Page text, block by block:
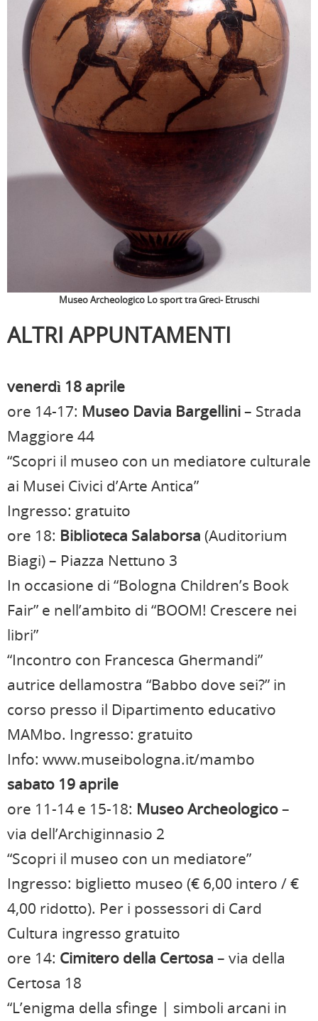
Museo Archeologico Lo sport tra Greci- Etruschi
ALTRI APPUNTAMENTI
venerdì 18 aprile
ore 14-17: Museo Davia Bargellini– Strada
Maggiore 44
“Scopri il museo con un mediatore culturale
ai Musei Civici d’Arte Antica”
Ingresso: gratuito
ore 18: Biblioteca Salaborsa (Auditorium
Biagi) – Piazza Nettuno 3
In occasione di “Bologna Children’s Book
Fair” e nell’ambito di “BOOM! Crescere nei
libri”
“Incontro con Francesca Ghermandi”
autrice dellamostra “Babbo dove sei?” in
corso presso il Dipartimento educativo
MAMbo. Ingresso: gratuito
Info: www.museibologna.it/mambo
sabato 19 aprile
ore 11-14 e 15-18: Museo Archeologico–
via dell’Archiginnasio 2
“Scopri il museo con un mediatore”
Ingresso: biglietto museo (€ 6,00 intero / €
4,00 ridotto). Per i possessori di Card
Cultura ingresso gratuito
ore 14: Cimitero della Certosa – via della
Certosa 18
“L’enigma della sfinge | simboli arcani in